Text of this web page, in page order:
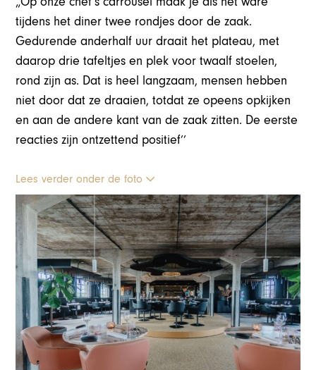
tijdens het diner twee rondjes door de zaak.
Gedurende anderhalf uur draait het plateau, met
daarop drie tafeltjes en plek voor twaalf stoelen,
rond zijn as. Dat is heel langzaam, mensen hebben
niet door dat ze draaien, totdat ze opeens opkijken
en aan de andere kant van de zaak zitten. De eerste
reacties zijn ontzettend positief’’
Lees verder onder de foto